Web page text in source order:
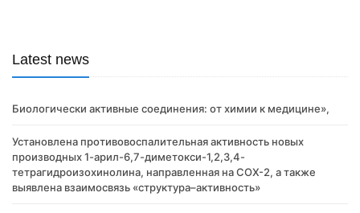
Latest news
Биологически активные соединения: от химии к медицине»,
Установлена противовоспалительная активность новых
производных 1-арил-6,7-диметокси-1,2,3,4-
тетрагидроизохинолина, направленная на COX-2, а также
выявлена взаимосвязь «структура–активность»